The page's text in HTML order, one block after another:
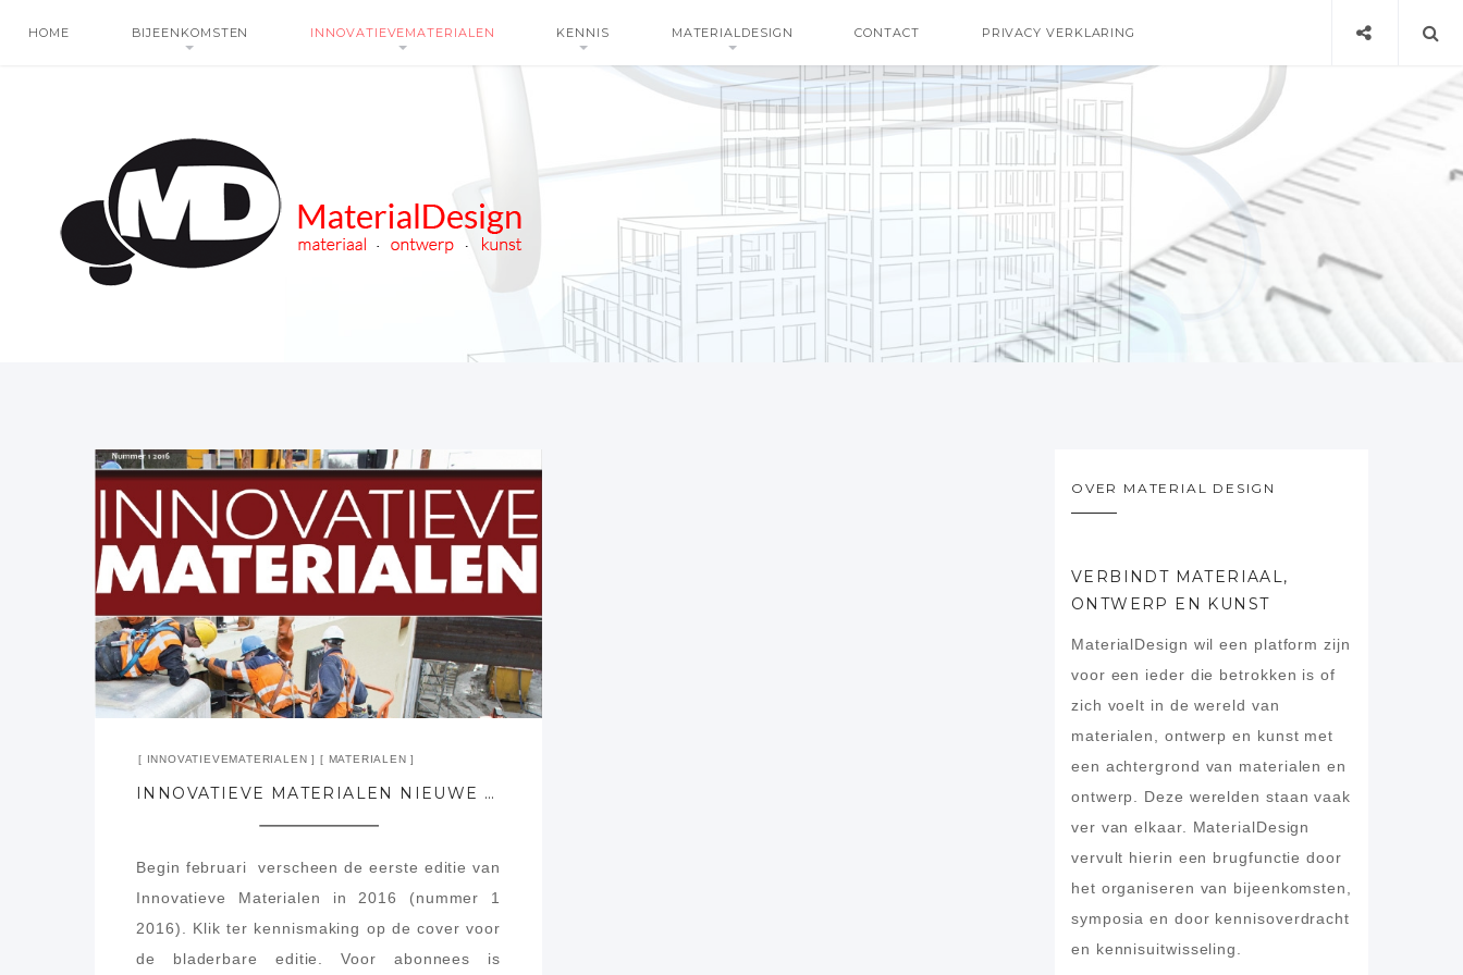
HOME BIJEENKOMSTEN INNOVATIEVEMATERIALEN KENNIS MATERIALDESIGN CONTACT PRIVACY VERKLARING
INNOVATIEVEMATERIALEN MATERIALEN
INNOVATIEVE MATERIALEN NIEUWE EDITIE NUMMER 1 2016
Begin februari verscheen de eerste editie van
Innovatieve Materialen in 2016 (nummer 1
2016). Klik ter kennismaking op de cover voor
de bladerbare editie. Voor abonnees is
OVER MATERIAL DESIGN
VERBINDT MATERIAAL,
ONTWERP EN KUNST
MaterialDesign wil een platform zijn
voor een ieder die betrokken is of
zich voelt in de wereld van
materialen, ontwerp en kunst met
een achtergrond van materialen en
ontwerp. Deze werelden staan vaak
ver van elkaar. MaterialDesign
vervult hierin een brugfunctie door
het organiseren van bijeenkomsten,
symposia en door kennisoverdracht
en kennisuitwisseling.